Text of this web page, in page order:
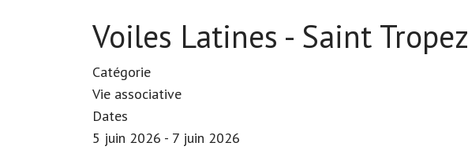
Voiles Latines - Saint Tropez
Catégorie
Vie associative
Dates
5 juin 2026 - 7 juin 2026